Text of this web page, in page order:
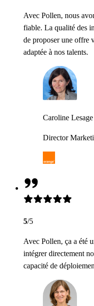
Avec Pollen, nous
fiable. La qualité des
de proposer une offre
adaptée à nos talents.
Caroline Lesage
Director
5/5
Avec Pollen, ça a été
intégrer directement
capacité de